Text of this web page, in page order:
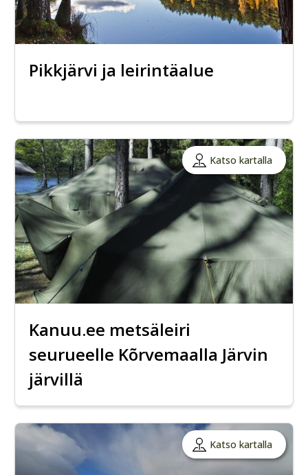
Pikkjärvi ja leirintäalue
Katso kartalla
Kanuu.ee metsäleiri
seurueelle Kõrvemaalla Järvin
järvillä
Katso kartalla